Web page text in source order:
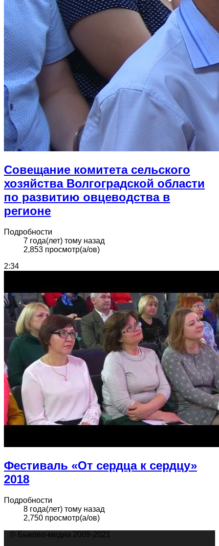
Совещание комитета сельского
хозяйства Волгоградской области
по развитию овцеводства в
регионе
Подробности
7 года(лет) тому назад
2,853 просмотр(а/ов)
2:34
Фестиваль «От сердца к сердцу»
2018
Подробности
8 года(лет) тому назад
2,750 просмотр(а/ов)
© Быково-медиа 2009-2021